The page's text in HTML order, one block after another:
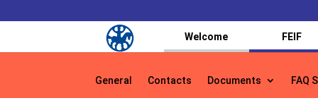
Welcome FEIF
General Contacts Documents FAQ
General Contacts Documents FAQ